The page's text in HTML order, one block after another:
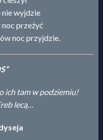
nie wyjdzie
przeżyć
noc przyjdzie.
ich tam w podziemiu!
lecą…